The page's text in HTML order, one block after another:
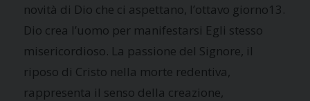
novità di Dio che ci aspettano, l’ottavo giorno13.
Dio crea l’uomo per manifestarsi Egli stesso
misericordioso. La passione del Signore, il
riposo di Cristo nella morte redentiva,
rappresenta il senso della creazione,